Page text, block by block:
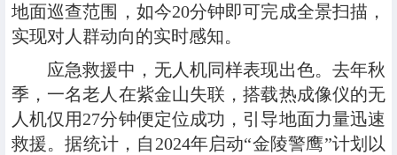
地面巡查范围，如今20分钟即可完成全景扫描，
实现对人群动向的实时感知。
应急救援中，无人机同样表现出色。去年秋
季，一名老人在紫金山失联，搭载热成像仪的无
人机仅用27分钟便定位成功，引导地面力量迅速
救援。据统计，自2024年启动“金陵警鹰”计划以